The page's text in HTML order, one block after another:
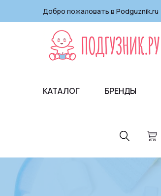
Добро пожаловать в Podguznik.ru
КАТАЛОГ БРЕНДЫ